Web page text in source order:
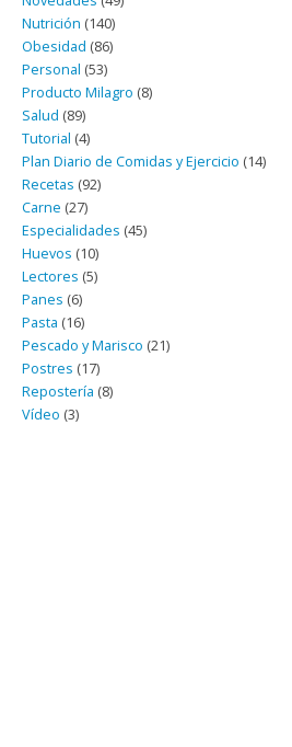
Nutrición (140)
Obesidad (86)
Personal (53)
Producto Milagro (8)
Salud (89)
Tutorial (4)
Plan Diario de Comidas y Ejercicio (14)
Recetas (92)
Carne (27)
Especialidades (45)
Huevos (10)
Lectores (5)
Panes (6)
Pasta (16)
Pescado y Marisco (21)
Postres (17)
Repostería (8)
Vídeo (3)